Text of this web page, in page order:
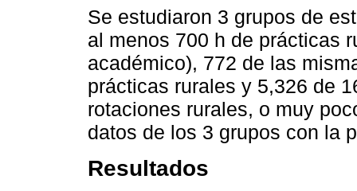
Se estudiaron 3 grupos de
al menos 700 h de prácticas
académico), 772 de las
prácticas rurales y 5,326 de
rotaciones rurales, o muy
datos de los 3 grupos con la
Resultados